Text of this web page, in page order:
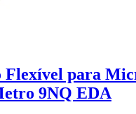
Flexível para
9NQ EDA